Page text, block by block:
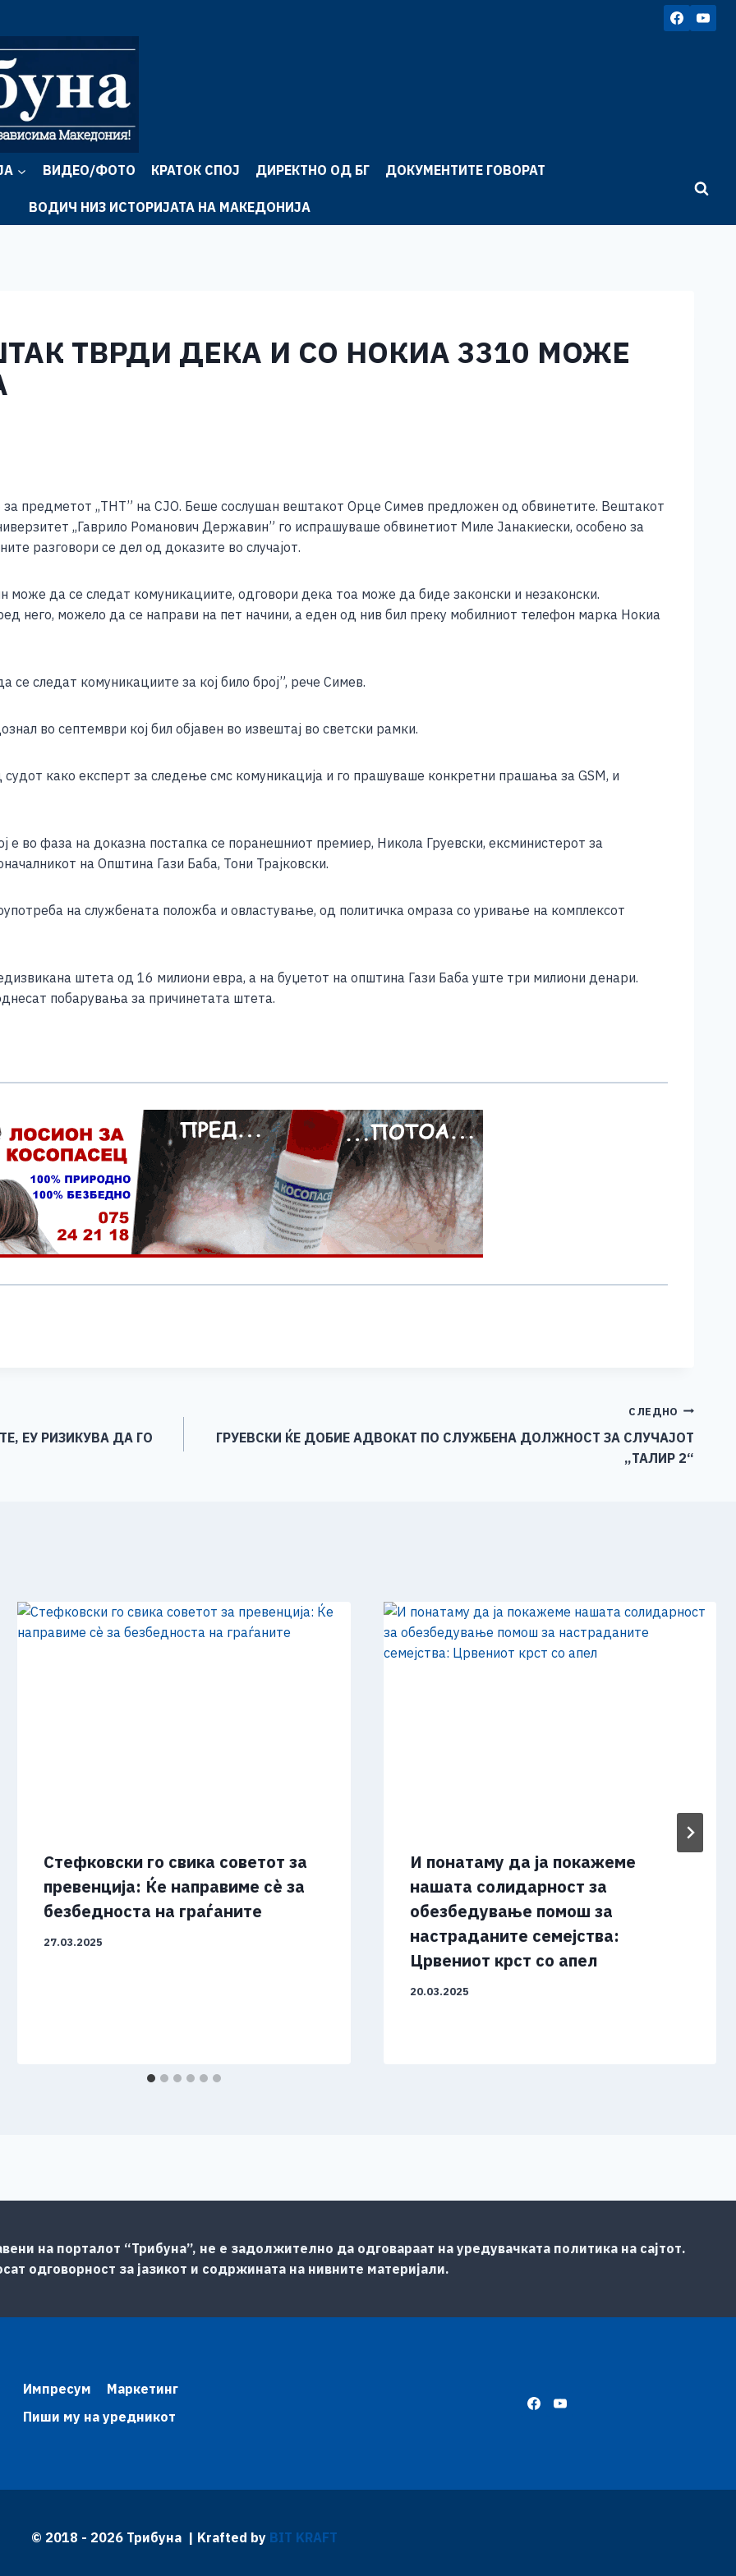
ВИДЕО/ФОТО КРАТОК СПОЈ ДИРЕКТНО ОД БГ ДОКУМЕНТИТЕ ГОВОРАТ
ВОДИЧ НИЗ ИСТОРИЈАТА НА МАКЕДОНИЈА
ТВРДИ ДЕКА И СО НОКИА 3310 МОЖЕ
предметот ,,ТНТ” на СЈО. Беше сослушан вештакот Орце Симев предложен од обвинетите. Вештакот
,,Гаврило Романович Державин” го испрашуваше обвинетиот Миле Јанакиески, особено за
разговори се дел од доказите во случајот.
може да се следат комуникациите, одговори дека тоа може да биде законски и незаконски.
него, можело да се направи на пет начини, а еден од нив бил преку мобилниот телефон марка Нокиа
се следат комуникациите за кој било број”, рече Симев.
во септември кој бил објавен во извештај во светски рамки.
како експерт за следење смс комуникација и го прашуваше конкретни прашања за GSM, и
е во фаза на доказна постапка се поранешниот премиер, Никола Груевски, ексминистерот за
на Општина Гази Баба, Тони Трајковски.
на службената положба и овластување, од политичка омраза со уривање на комплексот
штета од 16 милиони евра, а на буџетот на општина Гази Баба уште три милиони денари.
побарувања за причинетата штета.
ЕУ РИЗИКУВА ДА ГО
СЛЕДНО
ГРУЕВСКИ ЌЕ ДОБИЕ АДВОКАТ ПО СЛУЖБЕНА ДОЛЖНОСТ ЗА СЛУЧАЈОТ
„ТАЛИР 2“
Стефковски го свика советот за
превенција: Ќе направиме сѐ за
безбедноста на граѓаните
27.03.2025
И понатаму да ја покажеме
нашата солидарност за
обезбедување помош за
настраданите семејства:
Црвениот крст со апел
20.03.2025
на порталот “Трибуна”, не е задолжително да одговараат на уредувачката политика на сајтот.
одговорност за јазикот и содржината на нивните материјали.
Импресум
Маркетинг
Пиши му на уредникот
© 2018 - 2026 Трибуна | Krafted by BIT KRAFT